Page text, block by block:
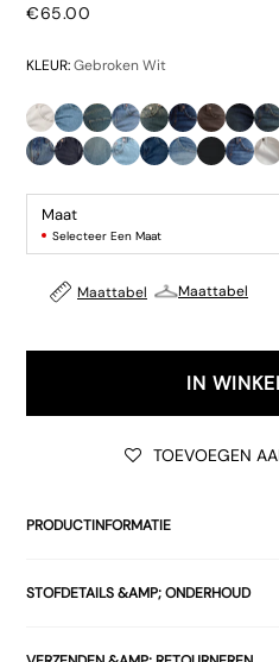
€65.00
KLEUR:Gebroken Wit
Maat
Selecteer Een Maat
Maattabel Maattabel
IN
TOEVOEGEN
PRODUCTINFORMATIE
•Lage taille
• 5-pocket-ontwerp, merklabel
STOFDETAILS &AMP; ONDERHOUD
€40.00